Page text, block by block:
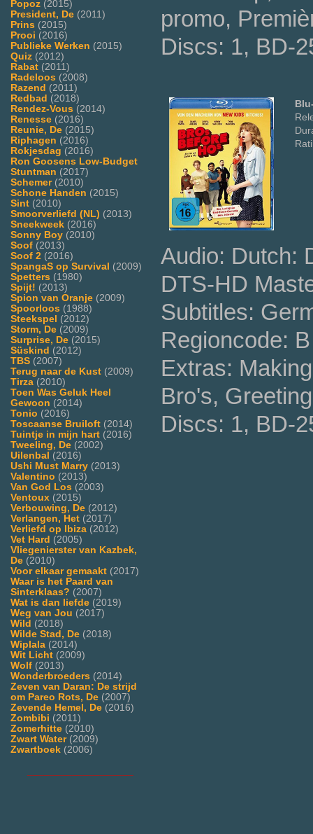
Popoz (2015)
President, De (2011)
Prins (2015)
Prooi (2016)
Publieke Werken (2015)
Quiz (2012)
Rabat (2011)
Radeloos (2008)
Razend (2011)
Redbad (2018)
Rendez-Vous (2014)
Renesse (2016)
Reunie, De (2015)
Riphagen (2016)
Rokjesdag (2016)
Ron Goosens Low-Budget
Stuntman (2017)
Schemer(2010)
Schone Handen (2015)
Sint (2010)
Smoorverliefd (NL) (2013)
Sneekweek (2016)
Sonny Boy (2010)
Soof (2013)
Soof 2 (2016)
SpangaS op Survival (2009)
Spetters (1980)
Spijt! (2013)
Spion van Oranje (2009)
Spoorloos (1988)
Steekspel (2012)
Storm, De (2009)
Surprise, De (2015)
Süskind (2012)
TBS (2007)
Terug naar de Kust (2009)
Tirza (2010)
Toen Was Geluk Heel
Gewoon (2014)
Tonio (2016)
Toscaanse Bruiloft (2014)
Tuintje in mijn hart (2016)
Tweeling, De (2002)
Uilenbal (2016)
Ushi Must Marry (2013)
Valentino (2013)
Van God Los (2003)
Ventoux (2015)
Verbouwing, De (2012)
Verlangen, Het (2017)
Verliefd op Ibiza (2012)
Vet Hard (2005)
Vliegenierster van Kazbek,
De (2010)
Voor elkaar gemaakt (2017)
Waar is het Paard van
Sinterklaas? (2007)
Wat is dan liefde (2019)
Weg van Jou (2017)
Wild (2018)
Wilde Stad, De (2018)
Wiplala (2014)
Wit Licht (2009)
Wolf (2013)
Wonderbroeders (2014)
Zeven van Daran: De strijd
om Pareo Rots, De (2007)
Zevende Hemel, De (2016)
Zombibi (2011)
Zomerhitte (2010)
Zwart Water(2009)
Zwartboek (2006)
promo,
Discs: 1, BD-
Audio: Dutch:
DTS-HD
Subtitles:
Regioncode:
Extras:
Bro's,
Discs: 1, BD-